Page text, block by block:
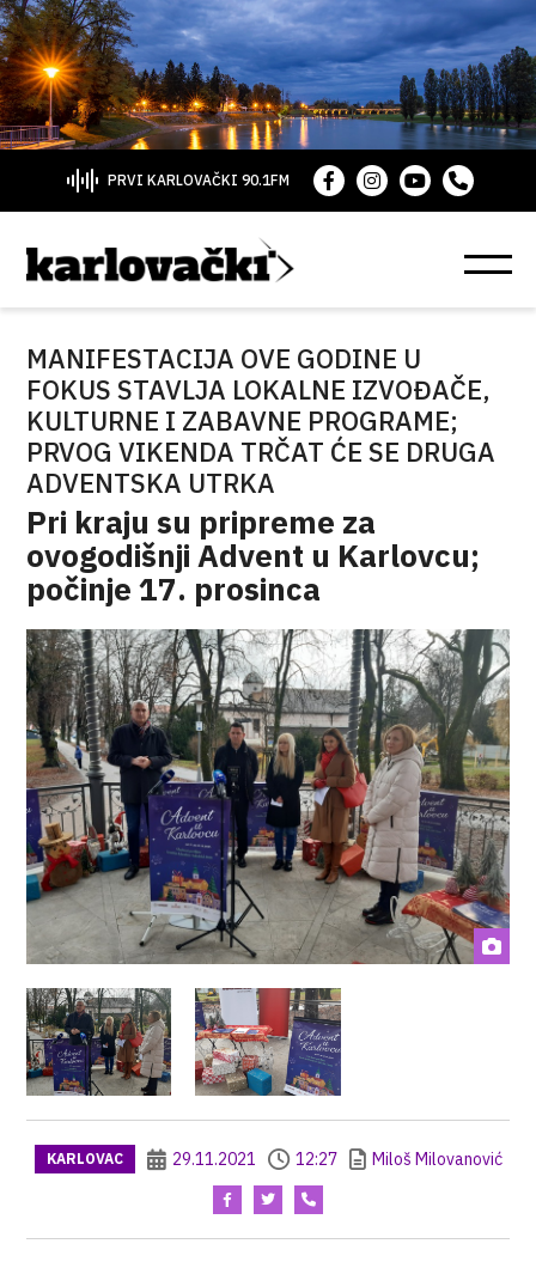
PRVI KARLOVAČKI 90.1FM
MANIFESTACIJA OVE GODINE U
FOKUS STAVLJA LOKALNE IZVOĐAČE,
KULTURNE I ZABAVNE PROGRAME;
PRVOG VIKENDA TRČAT ĆE SE DRUGA
ADVENTSKA UTRKA
Pri kraju su pripreme za
ovogodišnji Advent u Karlovcu;
počinje 17. prosinca
KARLOVAC 29.11.2021 12:27 Miloš Milovanović